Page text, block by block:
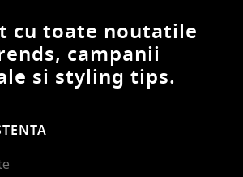
cu toate noutatile
campanii
si styling tips.